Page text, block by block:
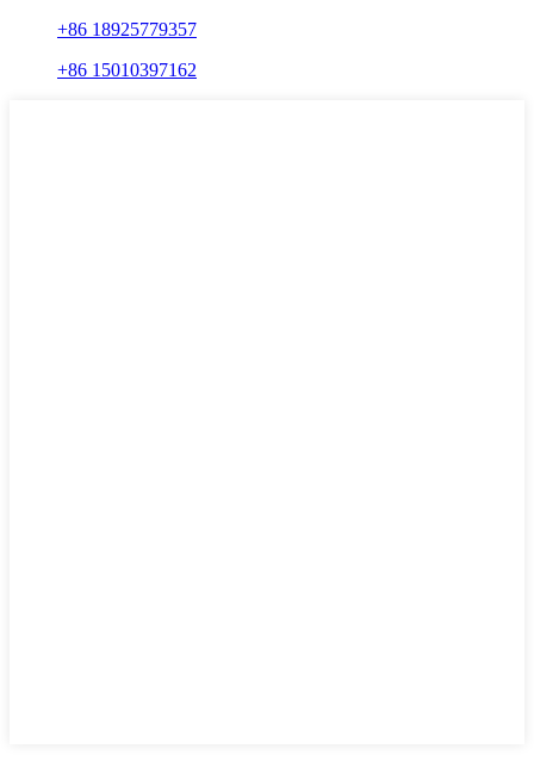
+86 18925779357
+86 15010397162